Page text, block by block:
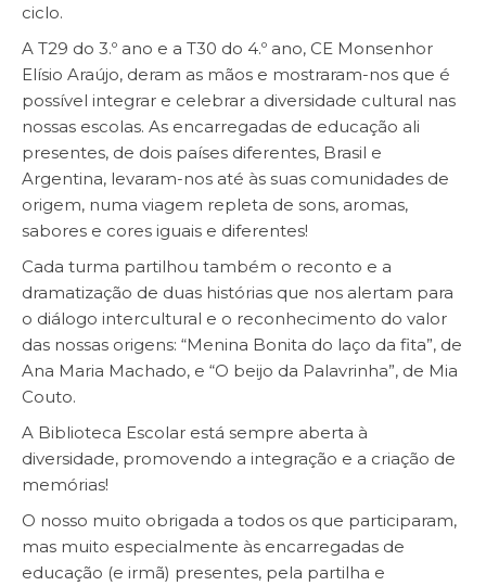
ciclo.
A T29 do 3.º ano e a T30 do 4.º ano, CE Monsenhor
Elísio Araújo, deram as mãos e mostraram-nos que é
possível integrar e celebrar a diversidade cultural nas
nossas escolas. As encarregadas de educação ali
presentes, de dois países diferentes, Brasil e
Argentina, levaram-nos até às suas comunidades de
origem, numa viagem repleta de sons, aromas,
sabores e cores iguais e diferentes!
Cada turma partilhou também o reconto e a
dramatização de duas histórias que nos alertam para
o diálogo intercultural e o reconhecimento do valor
das nossas origens: “Menina Bonita do laço da fita”, de
Ana Maria Machado, e “O beijo da Palavrinha”, de Mia
Couto.
A Biblioteca Escolar está sempre aberta à
diversidade, promovendo a integração e a criação de
memórias!
O nosso muito obrigada a todos os que participaram,
mas muito especialmente às encarregadas de
educação (e irmã) presentes, pela partilha e